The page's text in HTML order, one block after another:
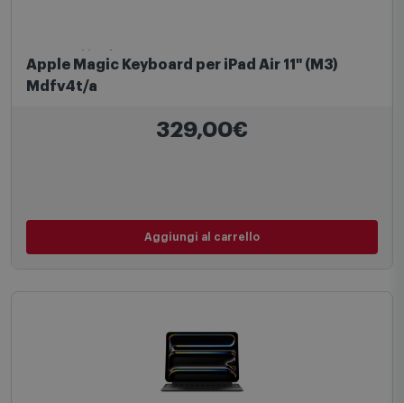
Apple Magic Keyboard per iPad Air 11" (M3)
Mdfv4t/a
329,00€
Aggiungi al carrello